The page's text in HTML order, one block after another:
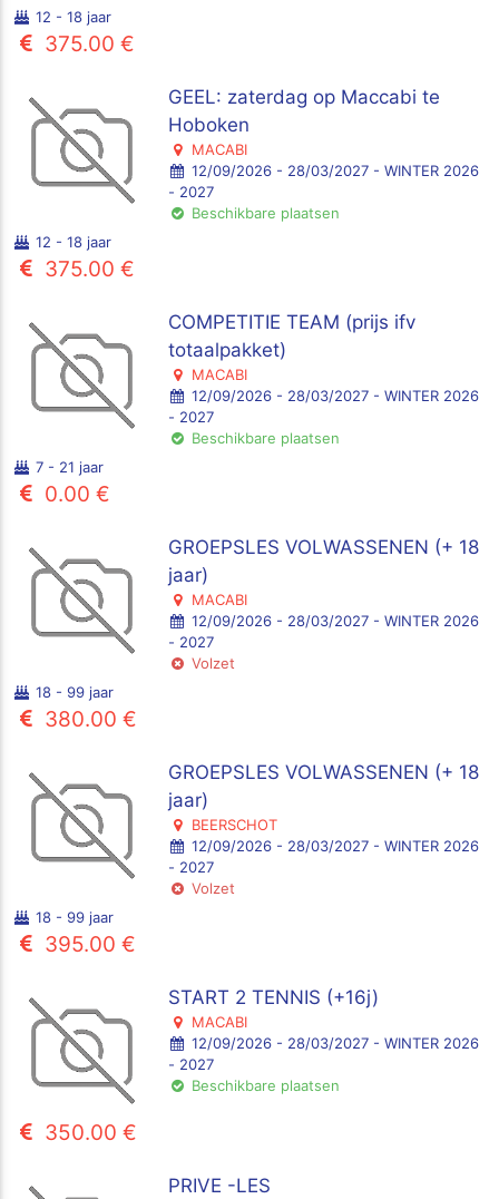
12 - 18 jaar
375.00 €
GEEL: zaterdag op Maccabi te
Hoboken
MACABI
12/09/2026 - 28/03/2027 - WINTER 2026
- 2027
Beschikbare plaatsen
12 - 18 jaar
375.00 €
COMPETITIE TEAM (prijs ifv
totaalpakket)
MACABI
12/09/2026 - 28/03/2027 - WINTER 2026
- 2027
Beschikbare plaatsen
7 - 21 jaar
0.00 €
GROEPSLES VOLWASSENEN (+ 18
jaar)
MACABI
12/09/2026 - 28/03/2027 - WINTER 2026
- 2027
Volzet
18 - 99 jaar
380.00 €
GROEPSLES VOLWASSENEN (+ 18
jaar)
BEERSCHOT
12/09/2026 - 28/03/2027 - WINTER 2026
- 2027
Volzet
18 - 99 jaar
395.00 €
START 2 TENNIS (+16j)
MACABI
12/09/2026 - 28/03/2027 - WINTER 2026
- 2027
Beschikbare plaatsen
350.00 €
PRIVE -LES